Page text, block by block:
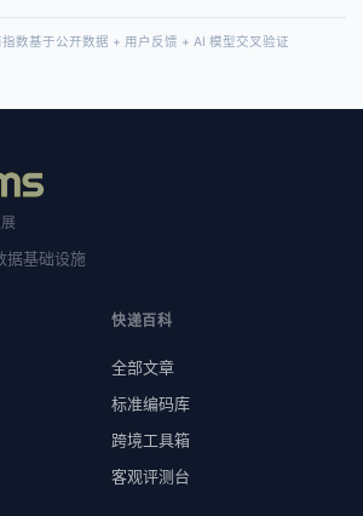
指数基于公开数据 + 用户反馈 + AI 模型交叉验证
据基础设施
快递百科
全部文章
标准编码库
跨境工具箱
客观评测台